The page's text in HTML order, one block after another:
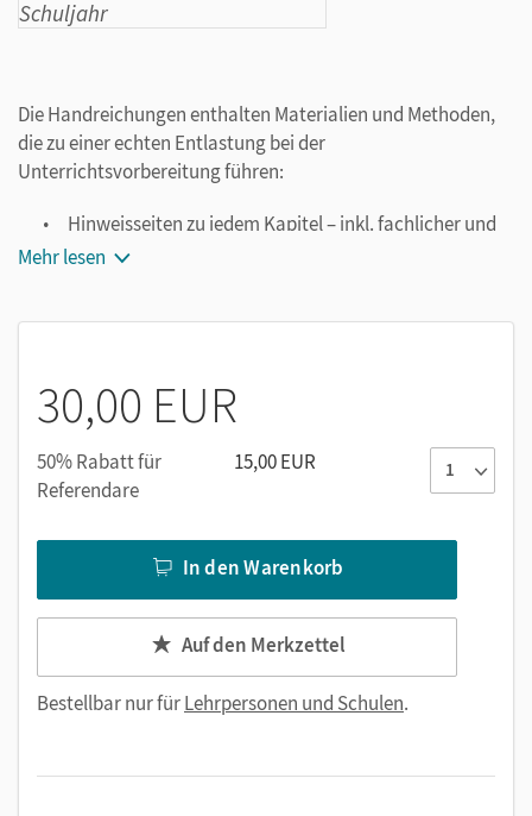
Die Handreichungen enthalten Materialien und Methoden,
die zu einer echten Entlastung bei der
Unterrichtsvorbereitung führen:
Hinweisseiten zu jedem Kapitel – inkl. fachlicher und
didaktisch-methodischer Hinweise, Informationen zu
Kopiervorlagen
Musterlösungen zu allen Kopiervorlagen
Gefährdungsbeurteilungen zu allen Versuchen mit
Gefahrstoffen
Mehr lesen
30,00 EUR
50% Rabatt für
Referendare
15,00 EUR
In den Warenkorb
Auf den Merkzettel
Bestellbar nur fürLehrpersonen und Schulen.